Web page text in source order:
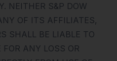
NEITHER S&P DOW
OF ITS AFFILIATES,
SHALL BE LIABLE TO
FOR ANY LOSS OR